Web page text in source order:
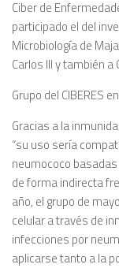
Ciber de
participado el del
Microbiología de
Carlos III y también a
Grupo del CIBERES
Gracias a la
“su uso sería
neumococo
de forma indirecta
año, el grupo de
celular a través de
infecciones por
aplicarse tanto a la